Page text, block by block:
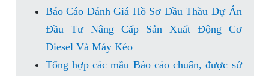
Báo Cáo Đánh Giá Hồ Sơ Đầu Thầu Dự Án
Đầu Tư Nâng Cấp Sản Xuất Động Cơ
Diesel Và Máy Kéo
Tổng hợp các mẫu Báo cáo chuẩn, được sử